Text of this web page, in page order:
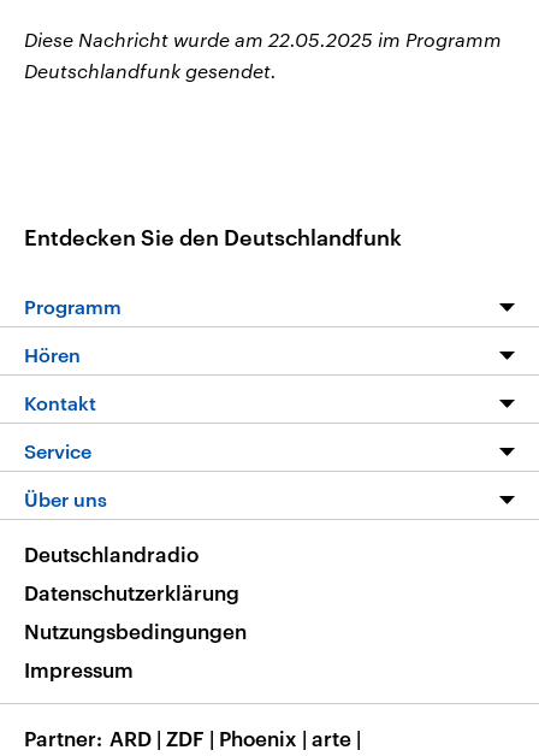
Diese Nachricht wurde am 22.05.2025 im Programm
Deutschlandfunk gesendet.
Entdecken Sie den Deutschlandfunk
Programm
Programm
Die Nachrichten
Nachrichtenleicht
Neue Beiträge auf dlf.de
Hören
Livestream
Podcasts
Deutschlandfunk App
Nachrichten App
Frequenzen
Kontakt
Hörerservice
Service
FAQ
Veranstaltungen
Musikliste
RSS
Über uns
Barrierefreiheit
Deutschlandradio
Datenschutzerklärung
Nutzungsbedingungen
Impressum
Partner ARD | ZDF | Phoenix | arte |